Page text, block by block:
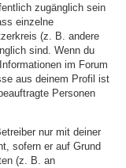
zugänglich sein
einzelne
(z. B. andere
sind. Wenn du
im Forum
aus deinem Profil ist
Personen
nur mit deiner
sofern er auf Grund
(z. B. an